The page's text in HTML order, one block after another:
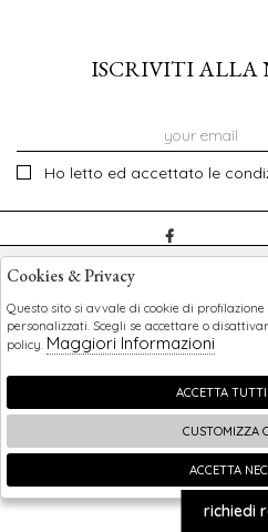
ISCRIVITI ALLA
Ho letto ed accettato le
🍪
richiedi
Cookies & Privacy
Questo sito si avvale di cookie di
personalizzati. Scegli se accettare o
policy. Maggiori Informazioni
ACCETTA
CUSTOMIZZA
ACCETTA